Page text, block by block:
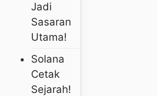
Jadi
Sasaran
Utama!
Solana
Cetak
Sejarah!